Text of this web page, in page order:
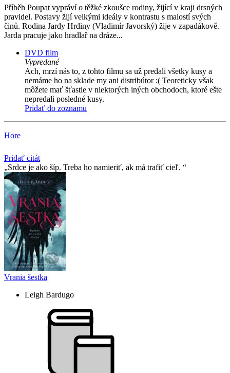
Příběh Poupat vypráví o těžké zkoušce rodiny, žijící v kraji drsných
pravidel. Postavy žijí velkými ideály v kontrastu s malostí svých
činů. Rodina Jardy Hrdiny (Vladimír Javorský) žije v zapadákově.
Jarda pracuje jako hradlař na dráze...
DVD film
Vypredané
Ach, mrzí nás to, z tohto filmu sa už predali všetky kusy a
nemáme ho na sklade my ani distribútor :( Teoreticky však
môžete mať šťastie v niektorých iných obchodoch, ktoré ešte
nepredali posledné kusy.
Pridať do zoznamu
Hore
Pridať citát
Srdce je ako šíp. Treba ho namieriť, ak má trafiť cieľ.
Vrania šestka
Leigh Bardugo